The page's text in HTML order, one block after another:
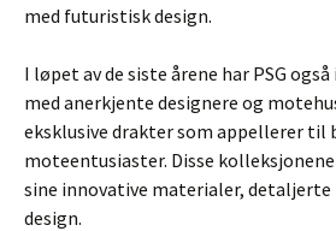
med futuristisk design.
I løpet av de siste årene har PSG
med anerkjente designere og
eksklusive drakter som appellerer til
moteentusiaster. Disse
sine innovative materialer, detaljerte
design.